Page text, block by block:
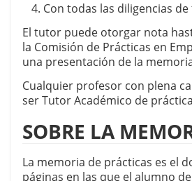
Con todas las diligencias
El tutor puede otorgar nota
la Comisión de Prácticas en
una presentación de la
Cualquier profesor con plena
ser Tutor Académico de
SOBRE LA
La memoria de prácticas es el
páginas en las que el alumno